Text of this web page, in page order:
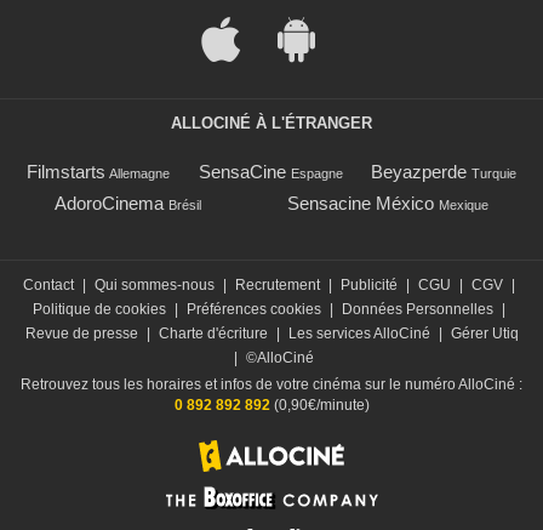
ALLOCINÉ À L'ÉTRANGER
Filmstarts Allemagne SensaCine Espagne Beyazperde Turquie
AdoroCinema Brésil Sensacine México Mexique
Contact | Qui sommes-nous | Recrutement | Publicité | CGU | CGV |
Politique de cookies | Préférences cookies | Données Personnelles |
Revue de presse
| Charte d'écriture | Les services AlloCiné | Gérer Utiq
| ©AlloCiné
Retrouvez tous les horaires et infos de votre cinéma sur le numéro AlloCiné :
0 892 892 892 (0,90€/minute)